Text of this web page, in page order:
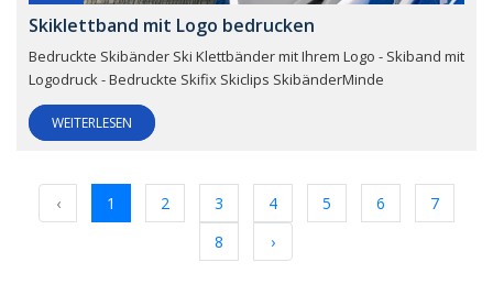
Skiklettband mit Logo bedrucken
Bedruckte Skibänder Ski Klettbänder mit Ihrem Logo - Skiband mit
Logodruck - Bedruckte Skifix Skiclips SkibänderMinde
WEITERLESEN
‹ 1 2 3 4 5 6
7
8
›